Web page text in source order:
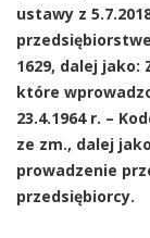
ustawy z
1629, dalej jako:
które
23.4.1964 r. –
ze zm., dalej
prowadzenie
przedsiębiorcy.